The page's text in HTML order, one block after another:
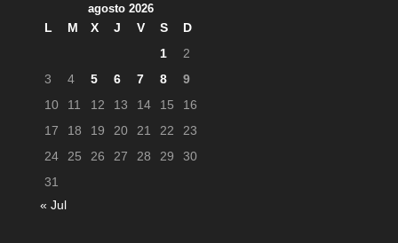
agosto 2026
L M X J V S
D
1
2
3
4 5 6 7 8
9
10
11 12 13 14 15
16
17
18 19 20 21 22
23
24
25 26 27 28 29
30
31
« Jul